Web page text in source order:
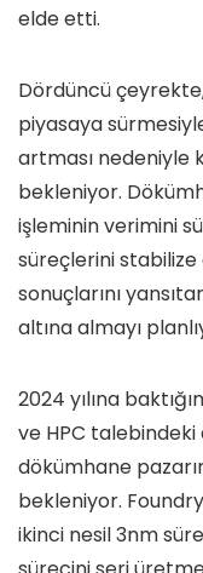
elde etti.
Dördüncü
piyasaya
artması nedeniyle
bekleniyor.
işleminin verimini
süreçlerini stabilize
sonuçlarını
altına almayı
2024 yılına
ve HPC talebindeki
dökümhane
bekleniyor.
ikinci nesil 3nm